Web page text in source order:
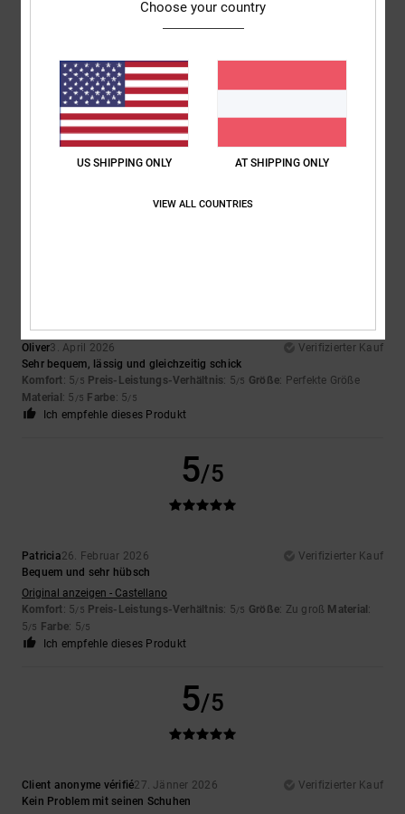
5/5
4. April 2026
Verifizierter Kauf
Weil sie einfach super sind und der Preis echt top ist
Ich empfehle dieses Produkt
Oliver3. April 2026
Verifizierter Kauf
Sehr bequem, lässig und gleichzeitig schick
Komfort: 5/5 Preis-Leistungs-Verhältnis: 5/5 Größe: Perfekte Größe
Material: 5 /5 Farbe: 5/5
Ich empfehle dieses Produkt
5/5
Patricia26. Februar 2026
Verifizierter Kauf
Bequem und sehr hübsch
Original anzeigen - Castellano
Komfort: 5/5 Preis-Leistungs-Verhältnis: 5/5 Größe: Zu groß Material:
5/5 Farbe: 5/5
Ich empfehle dieses Produkt
5/5
Client anonyme vérifié27. Jänner 2026
Verifizierter Kauf
Kein Problem mit seinen Schuhen
Choose your country
US SHIPPING ONLY AT SHIPPING ONLY
VIEW ALL COUNTRIES